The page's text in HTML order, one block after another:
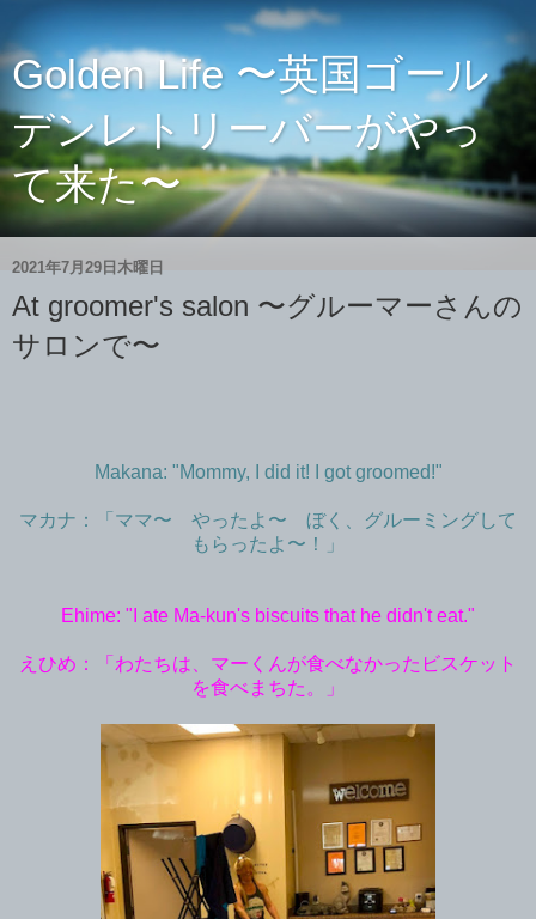
Golden Life 〜英国ゴール
デンレトリーバーがやっ
て来た〜
2021年7月29日木曜日
At groomer's salon 〜グルーマーさんの
サロンで〜
Makana: "Mommy, I did it! I got groomed!"
マカナ：「ママ〜 やったよ〜 ぼく、グルーミングして
もらったよ〜！」
Ehime: "I ate Ma-kun's biscuits that he didn't eat."
えひめ：「わたちは、マーくんが食べなかったビスケット
を食べまちた。」